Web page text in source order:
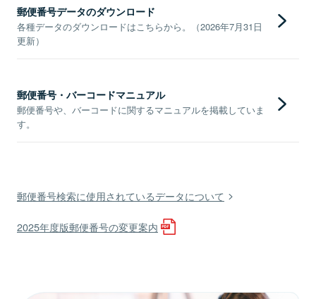
郵便番号データのダウンロード
各種データのダウンロードはこちらから。（2026年7月31日
更新）
郵便番号・バーコードマニュアル
郵便番号や、バーコードに関するマニュアルを掲載していま
す。
郵便番号検索に使用されているデータについて
2025年度版郵便番号の変更案内